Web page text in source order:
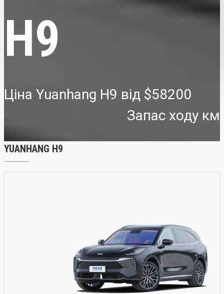
Авто з пробігом
Аксесуари
H9
Ціна Yuanhang H9 від $58200
Запас ходу км
YUANHANG H9